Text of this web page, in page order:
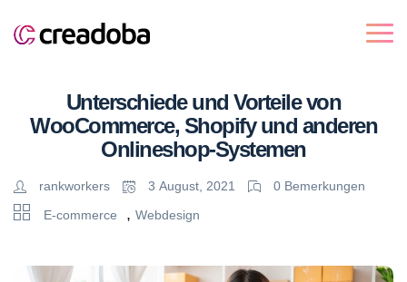
Unterschiede und Vorteile von
WooCommerce, Shopify und anderen
Onlineshop-Systemen
rankworkers 3 August, 2021
0 Bemerkungen
E-commerce
, Webdesign